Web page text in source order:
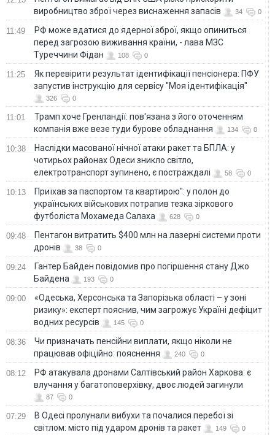
виробництво зброї через виснаження запасів
34 0
11:49
РФ може вдатися до ядерної зброї, якщо опиниться
перед загрозою виживання країни, - лава МЗС
Туреччини Фідан
108 0
11:25
Як перевірити результат ідентифікації пенсіонера: ПФУ
запустив інструкцію для сервісу "Моя ідентифікація"
326 0
11:01
Трамп хоче Гренландії: пов'язана з його оточенням
компанія вже везе туди бурове обладнання
134 0
10:38
Наслідки масованої нічної атаки ракет та БПЛА: у
чотирьох районах Одеси зникло світло,
електротранспорт зупинено, є постраждалі
58 0
10:13
Приїхав за паспортом та квартирою": у полон до
українських військових потрапив тезка зіркового
футболіста Мохамеда Салаха
628 0
09:48
Пентагон витратить $400 млн на лазерні системи проти
дронів
38 0
09:24
Гантер Байден повідомив про погіршення стану Джо
Байдена
193 0
09:00
«Одеська, Херсонська та Запорізька області – у зоні
ризику»: експерт пояснив, чим загрожує Україні дефіцит
водних ресурсів
145 0
08:36
Чи призначать пенсійни виплати, якщо ніколи не
працював офіційно: пояснення
240 0
08:12
РФ атакувала дронами Салтівський район Харкова: є
влучання у багатоповерхівку, двоє людей загинули
87 0
07:29
В Одесі пролунали вибухи та почалися перебої зі
світлом: місто під ударом дронів та ракет
149 0